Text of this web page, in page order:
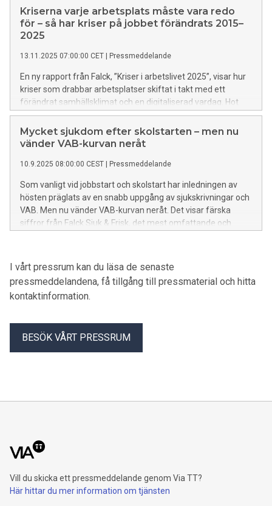
Kriserna varje arbetsplats måste vara redo
för – så har kriser på jobbet förändrats 2015–
2025
13.11.2025 07:00:00 CET | Pressmeddelande
En ny rapport från Falck, ”Kriser i arbetslivet 2025”, visar hur
kriser som drabbar arbetsplatser skiftat i takt med ett
förändrat samhällsklimat och en digitaliserad vardag. Hot
och våld är den vanligaste krisen en arbetsplats utsätts för,
men hoten har fått en ny, mer digital och yrkesrollsnära
karaktär.
Mycket sjukdom efter skolstarten – men nu
vänder VAB-kurvan neråt
10.9.2025 08:00:00 CEST | Pressmeddelande
Som vanligt vid jobbstart och skolstart har inledningen av
hösten präglats av en snabb uppgång av sjukskrivningar och
VAB. Men nu vänder VAB-kurvan neråt. Det visar färska
siffror från Falck Sjuk & Frisk, det mest omfattande och
I vårt pressrum kan du läsa de senaste
pressmeddelandena, få tillgång till pressmaterial och hitta
kontaktinformation.
BESÖK VÅRT PRESSRUM
Vill du skicka ett pressmeddelande genom Via TT?
Här hittar du mer information om tjänsten